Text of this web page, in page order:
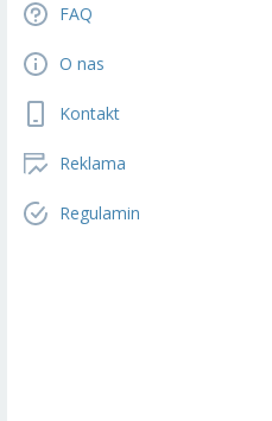
FAQ
O nas
Kontakt
Reklama
Regulamin